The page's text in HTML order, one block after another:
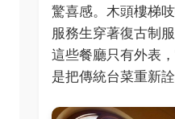
驚喜感。木頭樓梯
服務生穿著復古制
這些餐廳只有外表
是把傳統台菜重新